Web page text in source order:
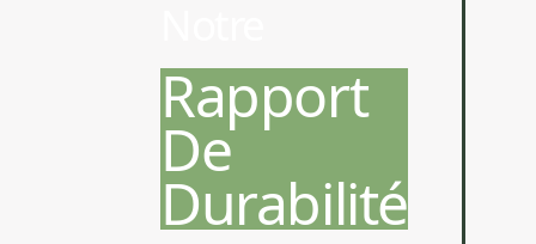
Rapport
De
Durabilité